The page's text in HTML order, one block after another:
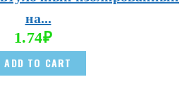
на...
1.74₽
ADD TO CART